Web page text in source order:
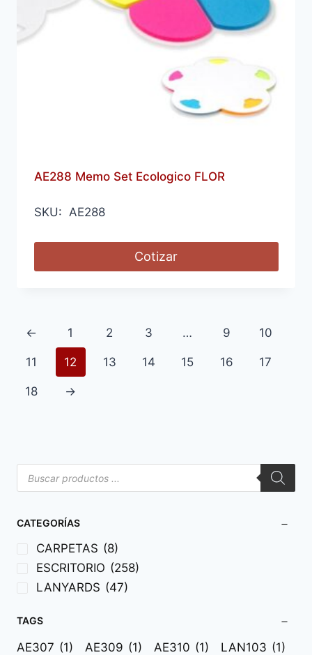
AE288 Memo Set Ecologico FLOR
SKU: AE288
Cotizar
← 1 2 3 … 9 10
11 12 13 14 15 16 17
18 →
CATEGORÍAS
CARPETAS (8)
ESCRITORIO (258)
LANYARDS (47)
TAGS
AE307 (1) AE309 (1) AE310 (1) LAN103 (1)